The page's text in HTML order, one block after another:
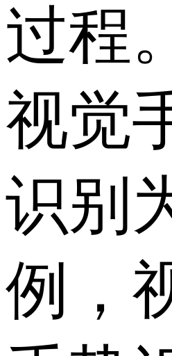
过程
视觉
识别
例，